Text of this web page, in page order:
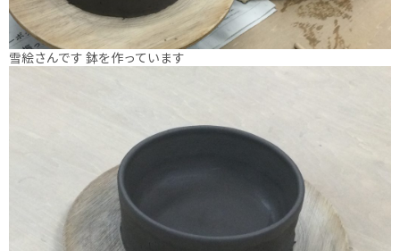
雪絵さんです 鉢を作っています